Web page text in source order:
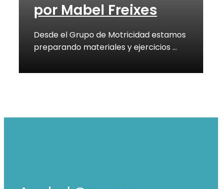
por Mabel Freixes
Desde el Grupo de Motricidad estamos
preparando materiales y ejercicios …